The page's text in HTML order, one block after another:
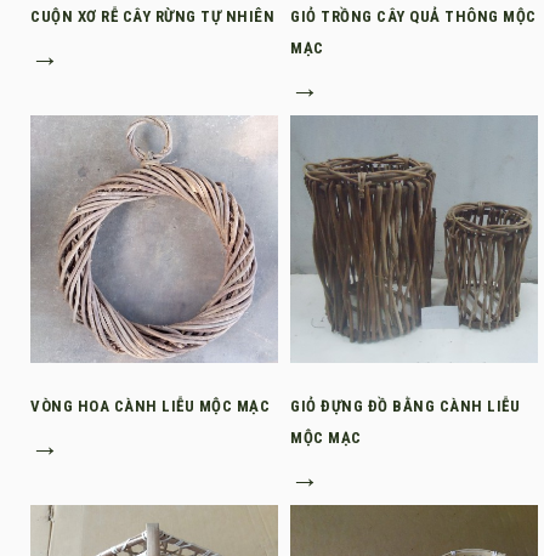
CUỘN XƠ RỄ CÂY RỪNG TỰ NHIÊN
→
GIỎ TRỒNG CÂY QUẢ THÔNG MỘC
MẠC
→
VÒNG HOA CÀNH LIỄU MỘC MẠC
→
GIỎ ĐỰNG ĐỒ BẰNG CÀNH LIỄU
MỘC MẠC
→